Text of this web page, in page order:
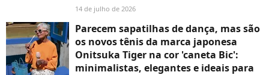
14 de julho de 2026
Parecem sapatilhas de dança, mas são
os novos tênis da marca japonesa
Onitsuka Tiger na cor 'caneta Bic':
minimalistas, elegantes e ideais para